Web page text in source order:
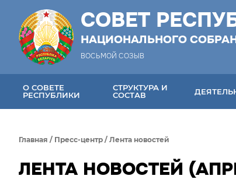
СОВЕТ
НАЦИОНАЛЬНОГО
ВОСЬМОЙ СОЗЫВ
О СОВЕТЕ
РЕСПУБЛИКИ
СТРУКТУРА И
СОСТАВ
Главная / Пресс-центр / Лента новостей
ЛЕНТА НОВОСТЕЙ